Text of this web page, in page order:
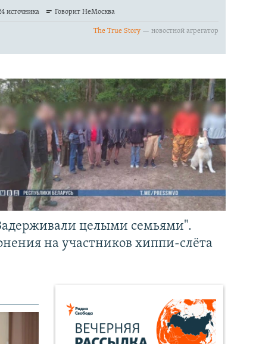
целыми семьями".
на участников хиппи-слёта